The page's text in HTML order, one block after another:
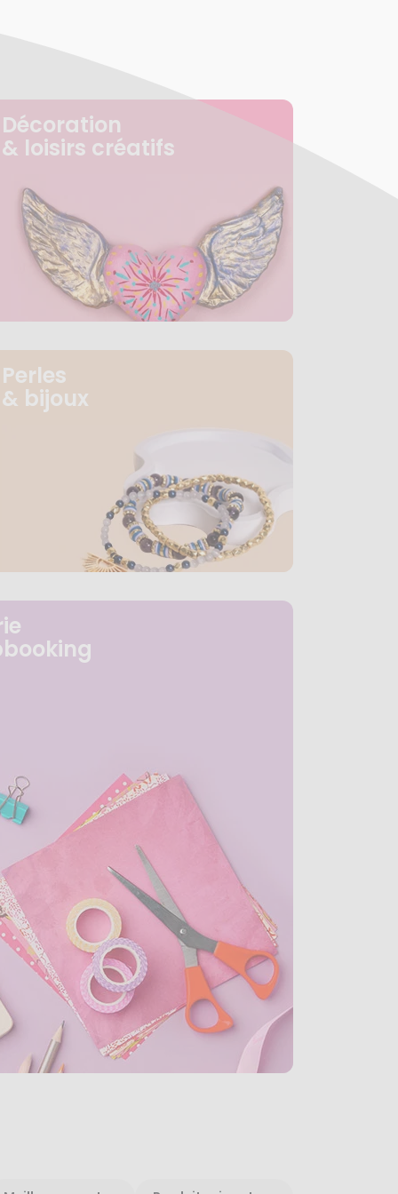
Décoration
& loisirs créatifs
Perles
& bijoux